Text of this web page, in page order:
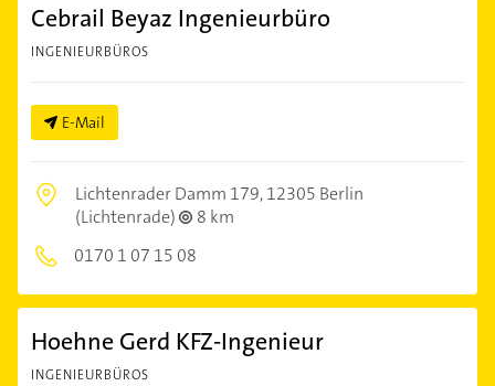
Cebrail Beyaz Ingenieurbüro
INGENIEURBÜROS
E-Mail
Lichtenrader Damm 179,12305 Berlin
(Lichtenrade)
8 km
0170 1 07 15 08
Hoehne Gerd KFZ-Ingenieur
INGENIEURBÜROS